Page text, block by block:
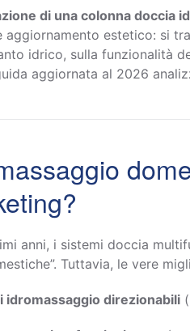
di una colonna doccia
aggiornamento estetico: si
idrico, sulla funzionalità
aggiornata al 2026
anni, i sistemi doccia
Tuttavia, le vere
idromassaggio direzionabili